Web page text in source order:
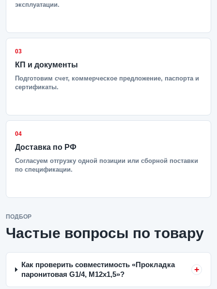
эксплуатации.
03
КП и документы
Подготовим счет, коммерческое предложение, паспорта и
сертификаты.
04
Доставка по РФ
Согласуем отгрузку одной позиции или сборной поставки
по спецификации.
ПОДБОР
Частые вопросы по товару
Как проверить совместимость «Прокладка
паронитовая G1/4, M12x1,5»?